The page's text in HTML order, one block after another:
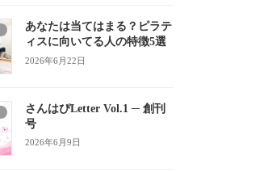
あなたは当てはまる？ピラテ
ィスに向いてる人の特徴5選
2026年6月22日
さんはぴLetter Vol.1 ─ 創刊
号
2026年6月9日